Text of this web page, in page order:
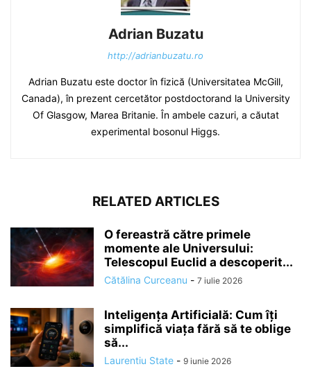
Adrian Buzatu
http://adrianbuzatu.ro
Adrian Buzatu este doctor în fizică (Universitatea McGill,
Canada), în prezent cercetător postdoctorand la University
Of Glasgow, Marea Britanie. În ambele cazuri, a căutat
experimental bosonul Higgs.
RELATED ARTICLES
O fereastră către primele
momente ale Universului:
Telescopul Euclid a descoperit...
Cătălina Curceanu - 7 iulie 2026
Inteligența Artificială: Cum îți
simplifică viața fără să te oblige
să...
Laurentiu State - 9 iunie 2026